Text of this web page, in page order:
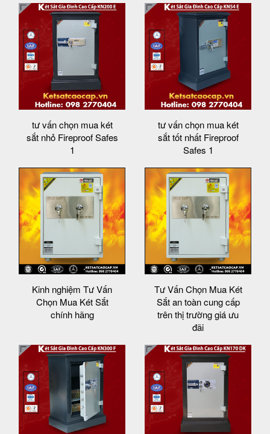
tư vấn chọn mua két
sắt nhỏ Fireproof Safes
1
tư vấn chọn mua két
sắt tốt nhất Fireproof
Safes 1
Kinh nghiệm Tư Vấn
Chọn Mua Két Sắt
chính hãng
Tư Vấn Chọn Mua Két
Sắt an toàn cung cấp
trên thị trường giá ưu
đãi